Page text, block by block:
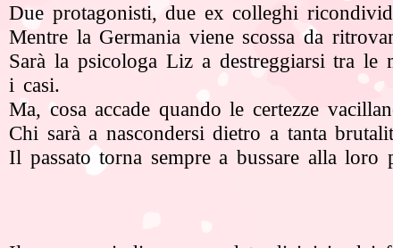
Due protagonisti, due ex colleghi
Mentre la Germania viene scossa da
Sarà la psicologa Liz a destreggiarsi tra
i casi.
Ma, cosa accade quando le certezze
Chi sarà a nascondersi dietro a tanta
Il passato torna sempre a bussare alla loro